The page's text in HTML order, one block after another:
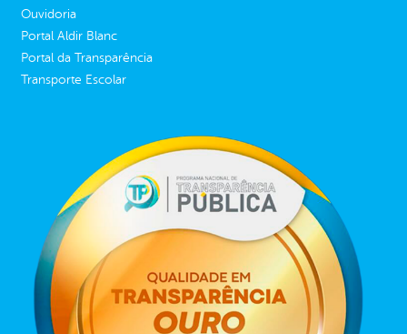
Ouvidoria
Portal Aldir Blanc
Portal da Transparência
Transporte Escolar